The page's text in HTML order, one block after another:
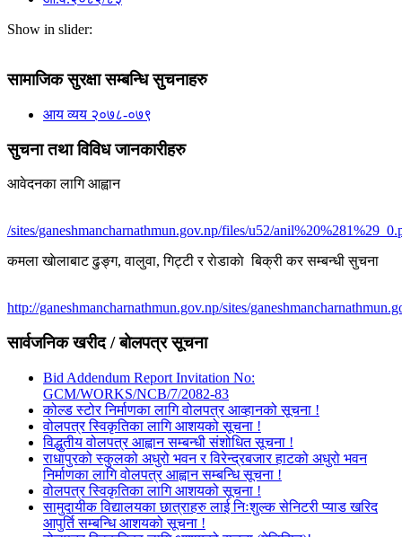
Show in slider:
सामाजिक सुरक्षा सम्बन्धि सुचनाहरु
आय व्यय २०७८-०७९
सुचना तथा विविध जानकारीहरु
आवेदनका लागि आह्वान
/sites/ganeshmancharnathmun.gov.np/files/u52/
कमला खाेलाबाट ढु‌ङ्ग, वालुवा, गिट्टी र राेडाकाे बिक्री कर सम्बन्धी सुचना
http://ganeshmancharnathmun.gov.np/sites/
सार्वजनिक खरीद / बोलपत्र सूचना
Bid Addendum Report Invitation No:
GCM/WORKS/NCB/7/2082-83
कोल्ड स्टोर निर्माणका लागि वोलपत्र आव्हानको सूचना !
वोलपत्र स्विकृतिका लागि आशयको सूचना !
विद्धुतीय वोलपत्र आह्वान सम्बन्धी संशोधित सूचना !
राधापुरको स्कुलको अधुरो भवन र विरेन्द्रबजार हाटको अधुरो भवन
निर्माणका लागि वोलपत्र आह्वान सम्बन्धि सूचना !
वोलपत्र स्विकृतिका लागि आशयको सूचना !
सामुदायीक विद्यालयका छात्राहरु लाई निःशुल्क सेनिटरी प्याड खरिद
आपुर्ति सम्बन्धि आशयको सूचना !